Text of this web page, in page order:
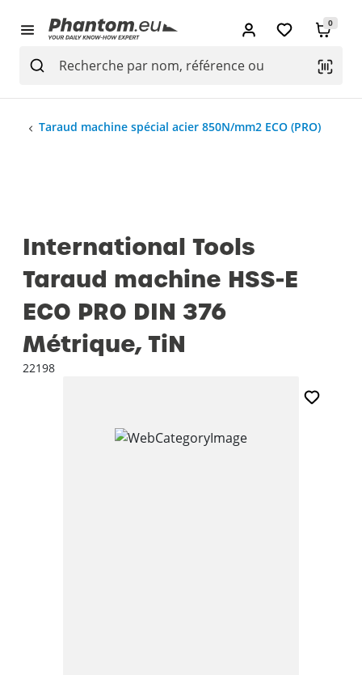
0
Taraud machine spécial acier 850N/mm2 ECO (PRO)
International Tools
Taraud machine HSS-E
ECO PRO DIN 376
Métrique, TiN
22198